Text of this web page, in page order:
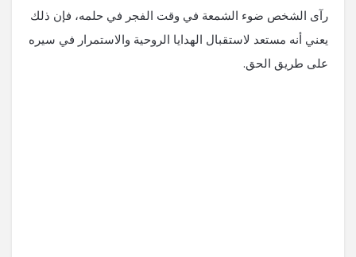
رآى الشخص ضوء الشمعة في وقت الفجر في حلمه، فإن ذلك
يعني أنه مستعد لاستقبال الهدايا الروحية والاستمرار في سيره
على طريق الحق.